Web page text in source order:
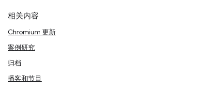
相关内容
Chromium 更新
案例研究
归档
播客和节目